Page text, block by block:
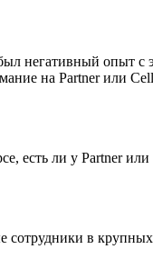
негативный опыт с
на Partner или
есть ли у Partner
сотрудники в